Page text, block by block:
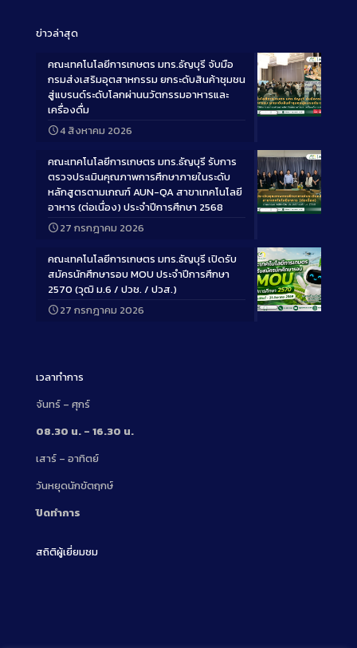
ข่าวล่าสุด
Long
คณะเทคโนโลยีการเกษตร มทร.ธัญบุรี จับมือ
กรมส่งเสริมอุตสาหกรรม ยกระดับสินค้าชุมชน
สู่แบรนด์ระดับโลกผ่านนวัตกรรมอาหารและ
เครื่องดื่ม
4 สิงหาคม 2026
Long
คณะเทคโนโลยีการเกษตร มทร.ธัญบุรี รับการ
ตรวจประเมินคุณภาพการศึกษาภายในระดับ
หลักสูตรตามเกณฑ์ AUN-QA สาขาเทคโนโลยี
อาหาร (ต่อเนื่อง) ประจำปีการศึกษา 2568
27 กรกฎาคม 2026
Long
คณะเทคโนโลยีการเกษตร มทร.ธัญบุรี เปิดรับ
สมัครนักศึกษารอบ MOU ประจำปีการศึกษา
2570 (วุฒิ ม.6 / ปวช. / ปวส.)
27 กรกฎาคม 2026
เวลาทำการ
จันทร์ – ศุกร์
08.30 น. – 16.30 น.
เสาร์ – อาทิตย์
วันหยุดนักขัตฤกษ์
ปิดทำการ
สถิติผู้เยี่ยมชม